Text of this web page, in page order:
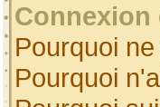
Connexion
Pourquoi
Pourquoi